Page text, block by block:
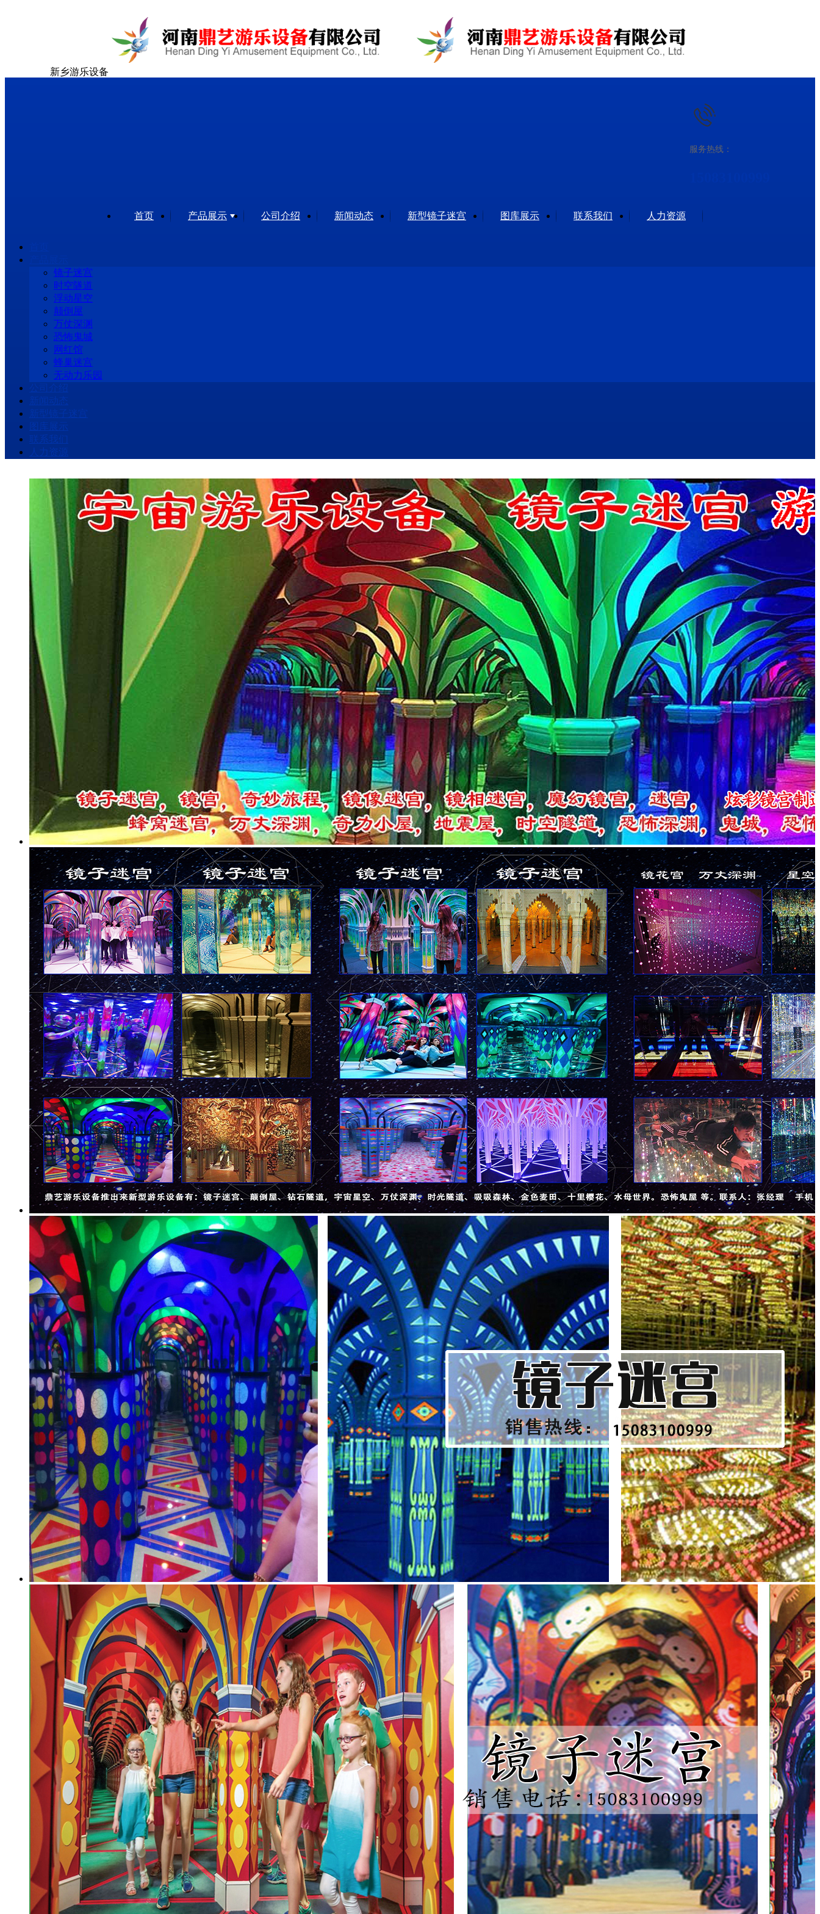
新乡游乐设备
服务热线：
首页 产品展示 公司介绍 新闻动态 新型镜子迷宫 图库展示 联系我们 人力资源
镜子迷宫
时空隧道
浮动星空
颠倒屋
万仗深渊
恐怖鬼城
网红馆
蜂巢迷宫
无动力乐园
公司介绍
新闻动态
新型镜子迷宫
图库展示
联系我们
人力资源